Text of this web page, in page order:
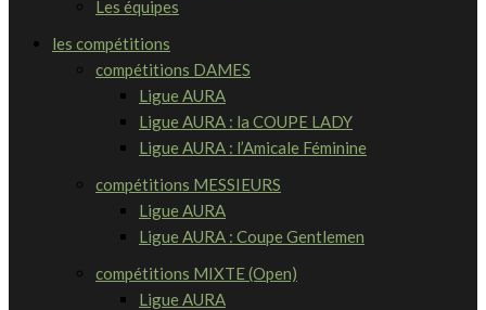
Les équipes
les compétitions
compétitions DAMES
Ligue AURA
Ligue AURA : la COUPE LADY
Ligue AURA : l’Amicale Féminine
compétitions MESSIEURS
Ligue AURA
Ligue AURA : Coupe Gentlemen
compétitions MIXTE (Open)
Ligue AURA